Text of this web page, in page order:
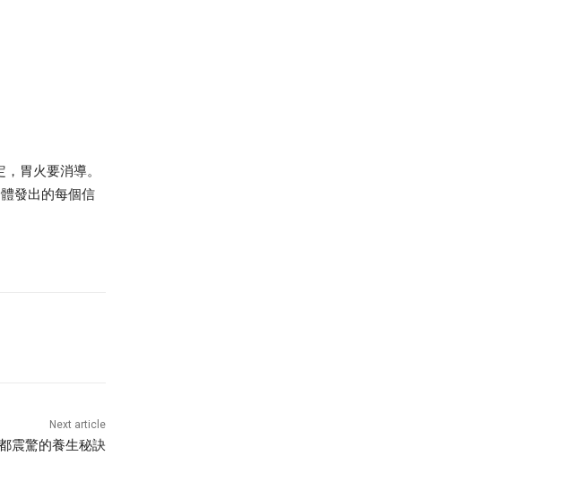
胃火要消導。
發出的每個信
Next article
震驚的養生秘訣